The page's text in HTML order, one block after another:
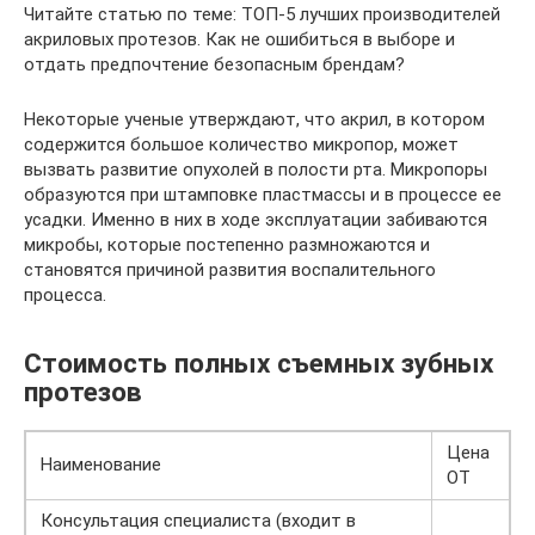
Читайте статью по теме: ТОП-5 лучших производителей
акриловых протезов. Как не ошибиться в выборе и
отдать предпочтение безопасным брендам?
Некоторые ученые утверждают, что акрил, в котором
содержится большое количество микропор, может
вызвать развитие опухолей в полости рта. Микропоры
образуются при штамповке пластмассы и в процессе ее
усадки. Именно в них в ходе эксплуатации забиваются
микробы, которые постепенно размножаются и
становятся причиной развития воспалительного
процесса.
Стоимость полных съемных зубных
протезов
Наименование
Цена
ОТ
Консультация специалиста (входит в